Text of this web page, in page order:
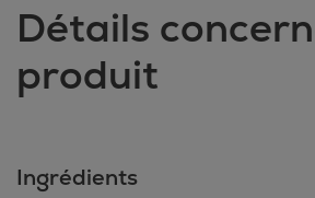
Détails
produit
Ingrédients